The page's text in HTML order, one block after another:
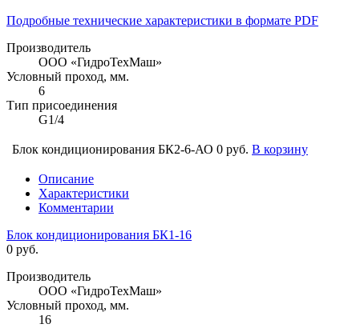
Подробные технические характеристики в формате PDF
Производитель
ООО «ГидроТехМаш»
Условный проход, мм.
6
Тип присоединения
G1/4
Блок кондиционирования БК2-6-АО 0 руб. В корзину
Описание
Характеристики
Комментарии
Блок кондиционирования БК1-16
0 руб.
Производитель
ООО «ГидроТехМаш»
Условный проход, мм.
16